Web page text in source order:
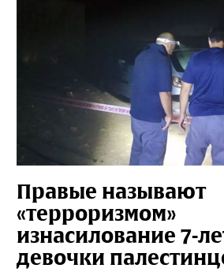
Правые называют
«терроризмом»
изнасилование 7-
девочки